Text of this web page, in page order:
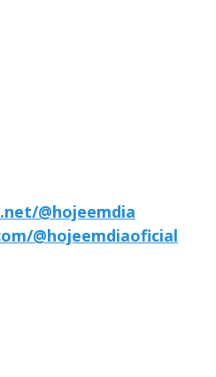
@hojeemdia
@hojeemdiaoficial